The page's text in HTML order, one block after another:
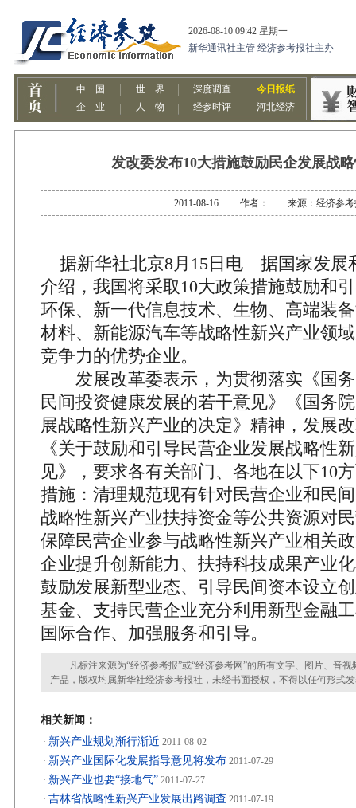
发改委发布10大措施鼓励民企发展战
2011-08-16 作者： 来源：经济参考
据新华社北京8月15日电 据国家发展
介绍，我国将采取10大政策措施鼓励和
环保、新一代信息技术、生物、高端装
材料、新能源汽车等战略性新兴产业领
竞争力的优势企业。
发展改革委表示，为贯彻落实《国务
民间投资健康发展的若干意见》《国务
展战略性新兴产业的决定》精神，发展
《关于鼓励和引导民营企业发展战略性
见》，要求各有关部门、各地在以下10
措施：清理规范现有针对民营企业和民
战略性新兴产业扶持资金等公共资源对
保障民营企业参与战略性新兴产业相关
企业提升创新能力、扶持科技成果产业
鼓励发展新型业态、引导民间资本设立
基金、支持民营企业充分利用新型金融
国际合作、加强服务和引导。
凡标注来源为“经济参考报”或“经济参考网”的所有文字、图片、音视
产品，版权均属新华社经济参考报社，未经书面授权，不得以任何形式
相关新闻：
· 新兴产业规划渐行渐近 2011-08-02
· 新兴产业国际化发展指导意见将发布 2011-07-29
· 新兴产业也要“接地气” 2011-07-27
· 吉林省战略性新兴产业发展出路调查 2011-07-19